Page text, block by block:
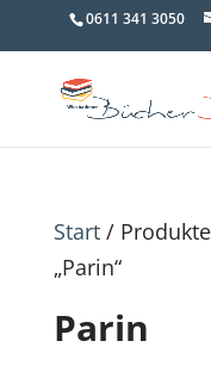
0611 341 3050
Start/
„Parin“
Parin